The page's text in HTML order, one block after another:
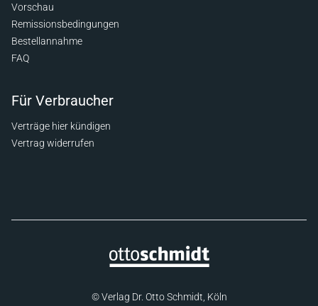
Vorschau
Remissionsbedingungen
Bestellannahme
FAQ
Für Verbraucher
Verträge hier kündigen
Vertrag widerrufen
© Verlag Dr. Otto Schmidt, Köln